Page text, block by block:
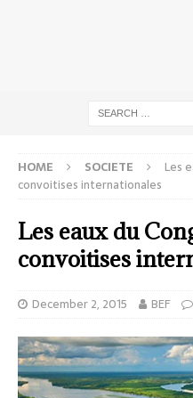
HOME SOCIETE
Les
convoitises internationales
Les eaux du
convoitises
December 2, 2015 BEF